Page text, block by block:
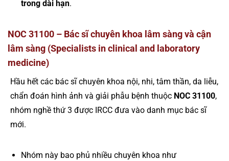
trong dài hạn.
NOC 31100 – Bác sĩ chuyên khoa lâm sàng và cận
lâm sàng (Specialists in clinical and laboratory
medicine)
Hầu hết các bác sĩ chuyên khoa nội, nhi, tâm thần, da liễu,
chẩn đoán hình ảnh và giải phẫu bệnh thuộc NOC 31100,
nhóm nghề thứ 3 được IRCC đưa vào danh mục bác sĩ
mới.
Nhóm này bao phủ nhiều chuyên khoa như